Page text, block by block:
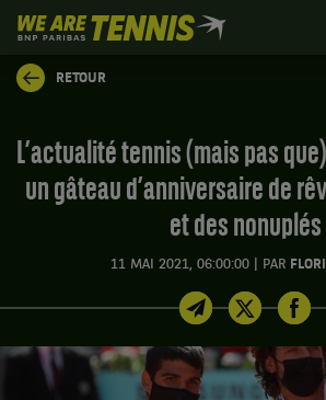
We
are
Tennis
by
Accueil
RETOUR
L’actualité tennis (mais pas que) de la semaine :
un gâteau d’anniversaire de
et des nonuplés
11 MAI 2021, 06:00:00 PAR